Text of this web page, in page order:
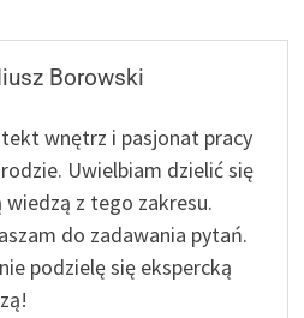
Borowski
wnętrz i pasjonat pracy
Uwielbiam dzielić się
wiedzą z tego zakresu.
do zadawania pytań.
podzielę się ekspercką